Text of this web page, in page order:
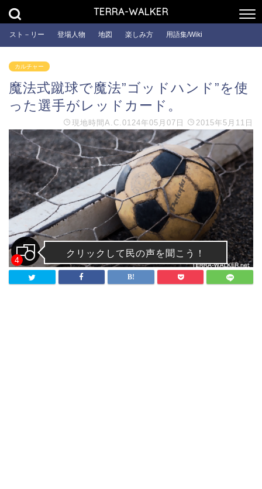
TERRA-WALKER
スト－リー 登場人物 地図 楽しみ方 用語集/Wiki
カルチャー
魔法式蹴球で魔法”ゴッドハンド”を使
った選手がレッドカード。
現地時間 A.C.0124年05月07日 2015年5月11日
4
クリックして民の声を聞こう！